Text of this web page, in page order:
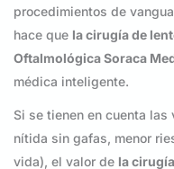
procedimientos de
hace que la cirugía de
Oftalmológica Soraca
médica inteligente.
Si se tienen en cuenta
nítida sin gafas, menor
vida), el valor de la